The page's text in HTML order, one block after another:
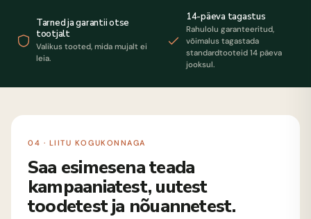
Tarned ja garantii otse
tootjalt
Valikus tooted, mida mujalt ei
leia.
14-päeva tagastus
Rahulolu garanteeritud,
võimalus tagastada
standardtooteid 14 päeva
jooksul.
04 · LIITU KOGUKONNAGA
Saa esimesena teada
kampaaniatest, uutest
toodetest ja nõuannetest.